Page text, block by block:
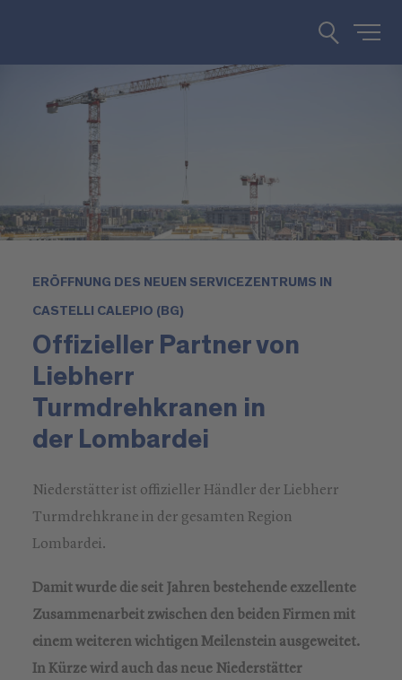
ERÖFFNUNG DES NEUEN SERVICEZENTRUMS IN
CASTELLI CALEPIO (BG)
Offizieller Partner von
Liebherr
Turmdrehkranen in
der Lombardei
Niederstätter ist offizieller Händler der Liebherr
Turmdrehkrane in der gesamten Region
Lombardei.
Damit wurde die seit Jahren bestehende exzellente
Zusammenarbeit zwischen den beiden Firmen mit
einem weiteren wichtigen Meilenstein ausgeweitet.
In Kürze wird auch das neue Niederstätter